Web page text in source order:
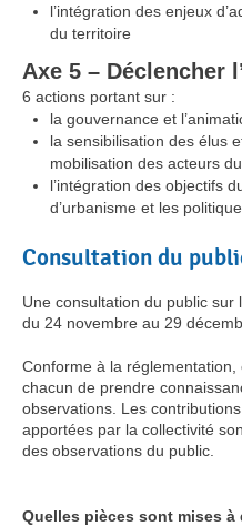
l’intégration des enjeux
du territoire
Axe 5 – Déclencher
6 actions portant sur :
la gouvernance et
la sensibilisation des élus
mobilisation des acteurs
l’intégration des objectifs
d’urbanisme et les
Consultation du
Une consultation du public sur
du 24 novembre au 29
Conforme à la
chacun de prendre
observations. Les
apportées par la collectivité
des observations du public.
Quelles pièces sont mises